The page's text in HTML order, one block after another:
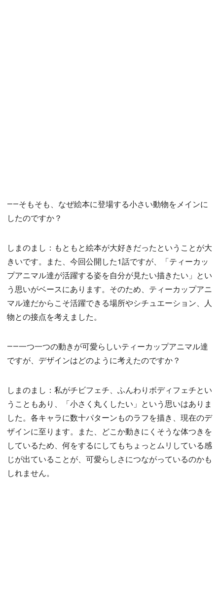
――そもそも、なぜ絵本に登場する小さい動物をメインに
したのですか？
しまのまし：もともと絵本が大好きだったということが大
きいです。また、今回公開した1話ですが、「ティーカッ
プアニマル達が活躍する姿を自分が見たい描きたい」とい
う思いがベースにあります。そのため、ティーカップアニ
マル達だからこそ活躍できる場所やシチュエーション、人
物との接点を考えました。
――一つ一つの動きが可愛らしいティーカップアニマル達
ですが、デザインはどのように考えたのですか？
しまのまし：私がチビフェチ、ふんわりボディフェチとい
うこともあり、「小さく丸くしたい」という思いはありま
した。各キャラに数十パターンものラフを描き、現在のデ
ザインに至ります。また、どこか動きにくそうな体つきを
しているため、何をするにしてもちょっとムリしている感
じが出ていることが、可愛らしさにつながっているのかも
しれません。